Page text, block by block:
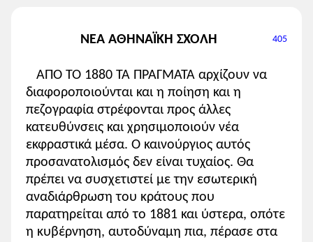
ΝΕΑ ΑΘΗΝΑΪΚΗ ΣΧΟΛΗ 405
ΑΠΟ ΤΟ 1880 ΤΑ ΠΡΑΓΜΑΤΑ αρχίζουν να
διαφοροποιούνται και η ποίηση και η
πεζογραφία στρέφονται προς άλλες
κατευθύνσεις και χρησιμοποιούν νέα
εκφραστικά μέσα. Ο καινούργιος αυτός
προσανατολισμός δεν είναι τυχαίος. Θα
πρέπει να συσχετιστεί με την εσωτερική
αναδιάρθρωση του κράτους που
παρατηρείται από το 1881 και ύστερα, οπότε
η κυβέρνηση, αυτοδύναμη πια, πέρασε στα